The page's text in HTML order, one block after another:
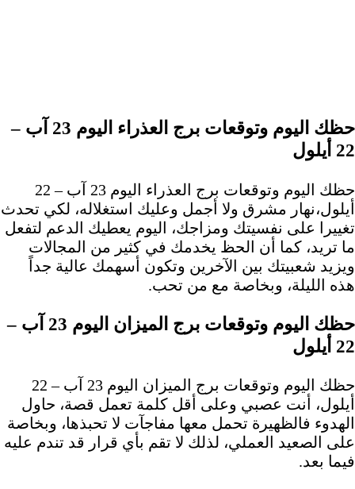
حظك اليوم وتوقعات برج العذراء اليوم 23 آب –
22 أيلول
حظك اليوم وتوقعات برج العذراء اليوم 23 آب – 22
أيلول،نهار مشرق ولا أجمل وعليك استغلاله، لكي تحدث
تغييرا على نفسيتك ومزاجك، اليوم يعطيك الدعم لتفعل
ما تريد، كما أن الحظ يخدمك في كثير من المجالات
ويزيد شعبيتك بين الآخرين وتكون أسهمك عالية جداً
هذه الليلة، وبخاصة مع من تحب.
حظك اليوم وتوقعات برج الميزان اليوم 23 آب –
22 أيلول
حظك اليوم وتوقعات برج الميزان اليوم 23 آب – 22
أيلول، أنت عصبي وعلى أقل كلمة تعمل قصة، حاول
الهدوء فالظهيرة تحمل معها مفاجآت لا تحبذها، وبخاصة
على الصعيد العملي، لذلك لا تقم بأي قرار قد تندم عليه
فيما بعد.